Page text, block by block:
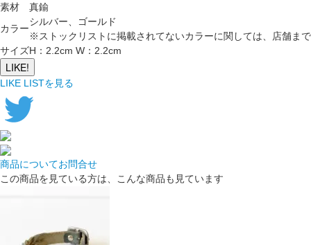
素材
真鍮
カラー
シルバー、ゴールド
※ストックリストに掲載されてないカラーに関しては、店舗まで
サイズH：2.2cm W：2.2cm
LIKE!
LIKE LISTを見る
商品についてお問合せ
この商品を見ている方は、こんな商品も見ています